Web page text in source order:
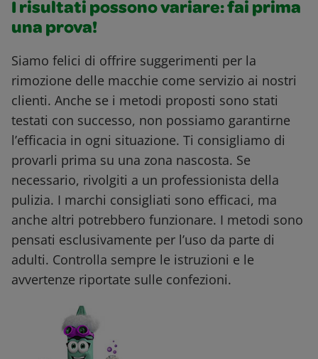
I risultati possono variare: fai prima
una prova!
Siamo felici di offrire suggerimenti per la
rimozione delle macchie come servizio ai nostri
clienti. Anche se i metodi proposti sono stati
testati con successo, non possiamo garantirne
l’efficacia in ogni situazione. Ti consigliamo di
provarli prima su una zona nascosta. Se
necessario, rivolgiti a un professionista della
pulizia. I marchi consigliati sono efficaci, ma
anche altri potrebbero funzionare. I metodi sono
pensati esclusivamente per l’uso da parte di
adulti. Controlla sempre le istruzioni e le
avvertenze riportate sulle confezioni.